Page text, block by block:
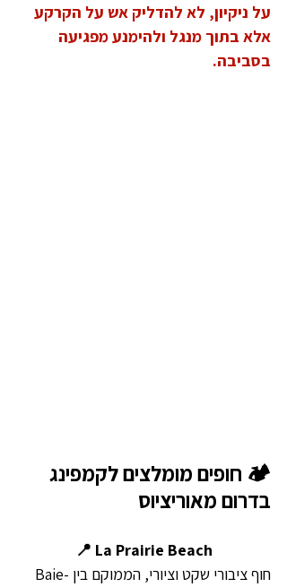
על ניקיון, לא להדליק אש על הקרקע
אלא בתוך מנגל ולהימנע מפגיעה
בסביבה.
🏕️ חופים מומלצים לקמפינג
בדרום מאוריציוס
📍 La Prairie Beach
חוף ציבורי שקט וציורי, הממוקם בין Baie-